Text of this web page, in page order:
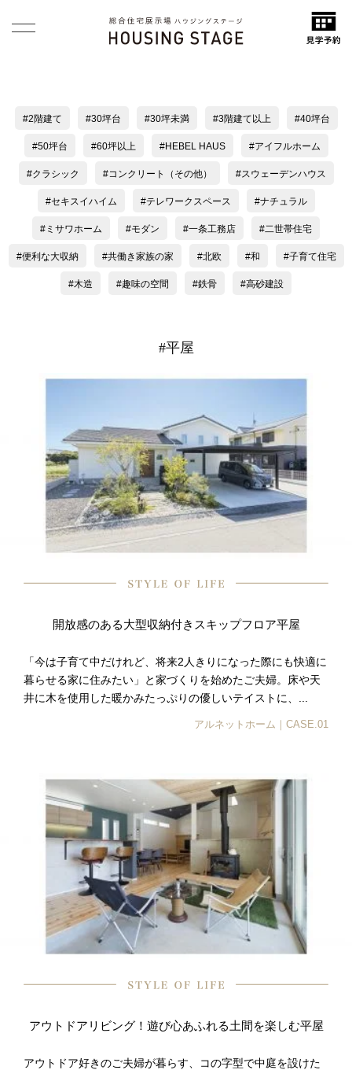
2階建て 30坪台 30坪未満 3階建て以上 40坪台
50坪台 60坪以上 HEBEL HAUS アイフルホーム
クラシック コンクリート（その他） スウェーデンハウス
セキスイハイム テレワークスペース ナチュラル
ミサワホーム モダン 一条工務店 二世帯住宅
便利な大収納 共働き家族の家 北欧 和 子育て住宅
木造 趣味の空間 鉄骨 高砂建設
#平屋
開放感のある大型収納付きスキップフロア平屋
「今は子育て中だけれど、将来2人きりになった際にも快適に
暮らせる家に住みたい」と家づくりを始めたご夫婦。床や天
井に木を使用した暖かみたっぷりの優しいテイストに、...
アルネットホーム｜CASE.01
アウトドアリビング！遊び心あふれる土間を楽しむ平屋
アウトドア好きのご夫婦が暮らす、コの字型で中庭を設けた